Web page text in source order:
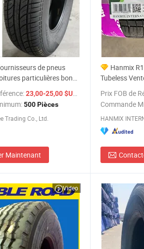
de pneus
particulières bon
Triangle revendeurs
Pick-up pneus légers
55r16 175/65r14 Prix
23,00-25,00 $US / Pièce
500 Pièces
Trading Co., Ltd.
Maintenant
Hanmix
Tubeless
Pneus de
Radiaux
Voitures à
Prix FOB de
Commande
HANMIX
Video